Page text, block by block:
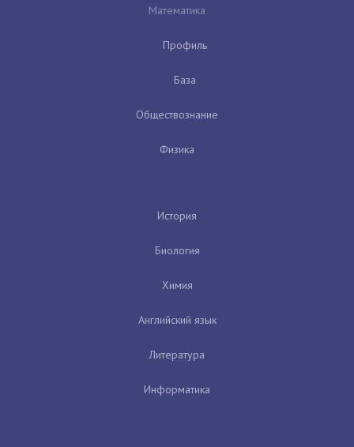
Математика
Профиль
База
Обществознание
Физика
История
Биология
Химия
Английский язык
Литература
Информатика